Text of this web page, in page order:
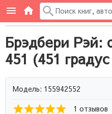
Брэдбери
451 (451
Модель: 155942552
1 отзывов